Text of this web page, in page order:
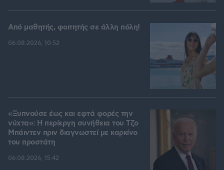
Από μαθητής, φοιτητής σε άλλη πόλη!
06.08.2026, 10:52
«Ξυπνούσε έως και εφτά φορές την
νύχτα»: Η περίεργη συνήθεια του Τζο
Μπάιντεν πριν διαγνωστεί με καρκίνο
του προστάτη
06.08.2026, 15:42